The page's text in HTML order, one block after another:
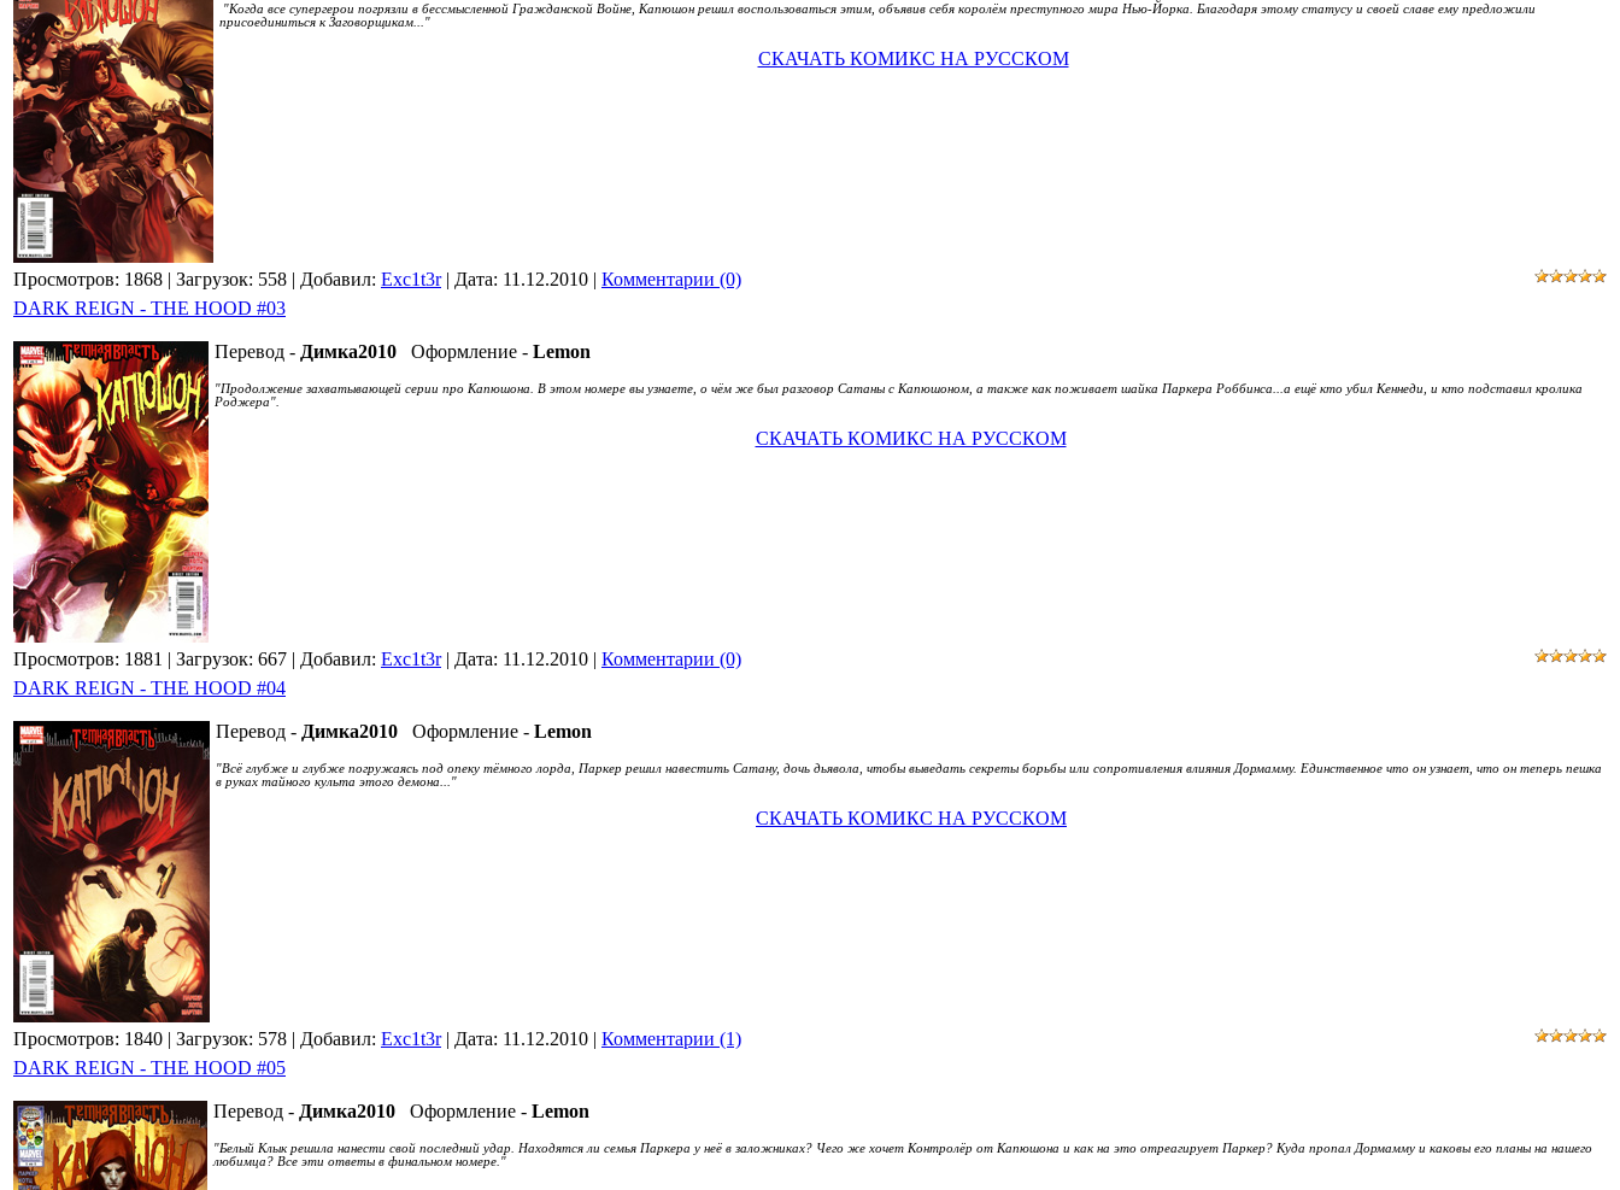
"Когда все супергерои погрязли в бессмысленной Гражданской Войне, Капюшон решил воспользоваться этим, объявив себя королём преступного мира Нью-Йорка. Благодаря этому статусу и своей славе ему предложили
присоединиться к Заговорщикам..."
СКАЧАТЬ КОМИКС НА РУССКОМ
Просмотров: 1868 | Загрузок: 558 | Добавил: Exc1t3r| Дата: 11.12.2010 | Комментарии (0)
DARK REIGN - THE HOOD #03
Перевод - Димка2010 Оформление - Lemon
"Продолжение захватывающей серии про Капюшона. В этом номере вы узнаете, о чём же был разговор Сатаны с Капюшоном, а также как поживает шайка Паркера Роббинса...а ещё кто убил Кеннеди, и кто подставил кролика
Роджера".
СКАЧАТЬ КОМИКС НА РУССКОМ
Просмотров: 1881 | Загрузок: 667 | Добавил: Exc1t3r| Дата: 11.12.2010 | Комментарии (0)
DARK REIGN - THE HOOD #04
Перевод - Димка2010 Оформление - Lemon
"Всё глубже и глубже погружаясь под опеку тёмного лорда, Паркер решил навестить Сатану, дочь дьявола, чтобы выведать секреты борьбы или сопротивления влияния Дормамму. Единственное что он узнает, что он теперь пешка
в руках тайного культа этого демона..."
СКАЧАТЬ КОМИКС НА РУССКОМ
Просмотров: 1840 | Загрузок: 578 | Добавил: Exc1t3r| Дата: 11.12.2010 | Комментарии (1)
DARK REIGN - THE HOOD #05
Перевод - Димка2010 Оформление - Lemon
"Белый Клык решила нанести свой последний удар. Находятся ли семья Паркера у неё в заложниках? Чего же хочет Контролёр от Капюшона и как на это отреагирует Паркер? Куда пропал Дормамму и каковы его планы на нашего
любимца? Все эти ответы в финальном номере."